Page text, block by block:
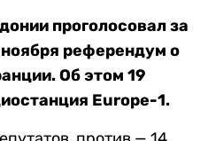
проголосовал за
референдум о
Об этом 19
Europe-1.